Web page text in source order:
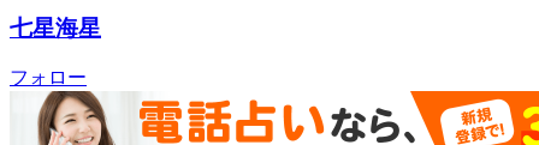
七星海星
フォロー